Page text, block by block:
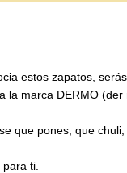
estos zapatos,
la marca DERMO
que pones, que
ti.